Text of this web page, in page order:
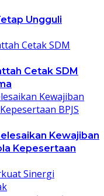
Ungguli
Cetak SDM
Kewajiban
Kepesertaan